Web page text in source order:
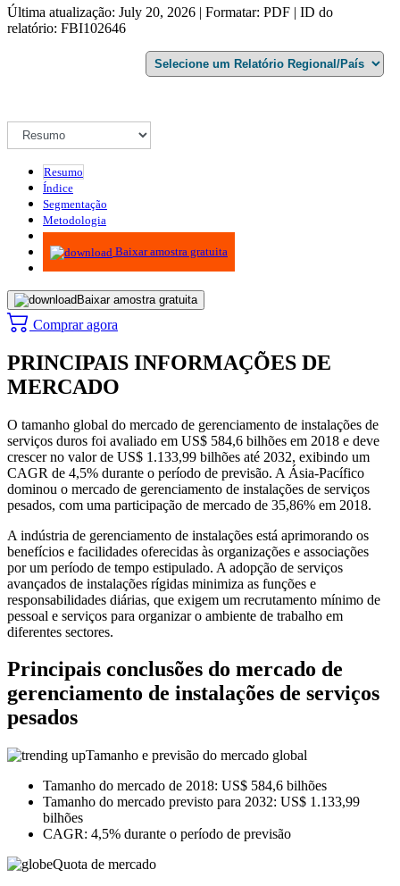
Última atualização: July 20, 2026 | Formatar: PDF | ID do
relatório: FBI102646
Resumo
Índice
Segmentação
Metodologia
Infográficos
Baixar amostra gratuita
Baixar amostra gratuita
Comprar agora
PRINCIPAIS INFORMAÇÕES DE
MERCADO
O tamanho global do mercado de gerenciamento de instalações de
serviços duros foi avaliado em US$ 584,6 bilhões em 2018 e deve
crescer no valor de US$ 1.133,99 bilhões até 2032, exibindo um
CAGR de 4,5% durante o período de previsão. A Ásia-Pacífico
dominou o mercado de gerenciamento de instalações de serviços
pesados, com uma participação de mercado de 35,86% em 2018.
A indústria de gerenciamento de instalações está aprimorando os
benefícios e facilidades oferecidas às organizações e associações
por um período de tempo estipulado. A adopção de serviços
avançados de instalações rígidas minimiza as funções e
responsabilidades diárias, que exigem um recrutamento mínimo de
pessoal e serviços para organizar o ambiente de trabalho em
diferentes sectores.
Principais conclusões do mercado de
gerenciamento de instalações de serviços
pesados
Tamanho e previsão do mercado global
Tamanho do mercado de 2018: US$ 584,6 bilhões
Tamanho do mercado previsto para 2032: US$ 1.133,99
bilhões
CAGR: 4,5% durante o período de previsão
Quota de mercado